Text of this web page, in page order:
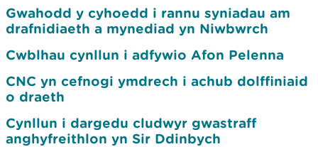
Gwahodd y cyhoedd i rannu syniadau am
drafnidiaeth a mynediad yn Niwbwrch
Cwblhau cynllun i adfywio Afon Pelenna
CNC yn cefnogi ymdrech i achub dolffiniaid
o draeth
Cynllun i dargedu cludwyr gwastraff
anghyfreithlon yn Sir Ddinbych